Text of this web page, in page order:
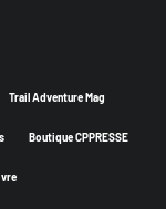
Trail Adventure Mag
Boutique CPPRESSE